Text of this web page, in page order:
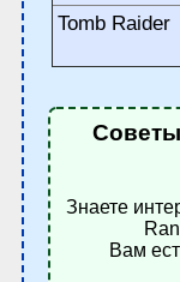
Tomb Raider
Знаете
Вам